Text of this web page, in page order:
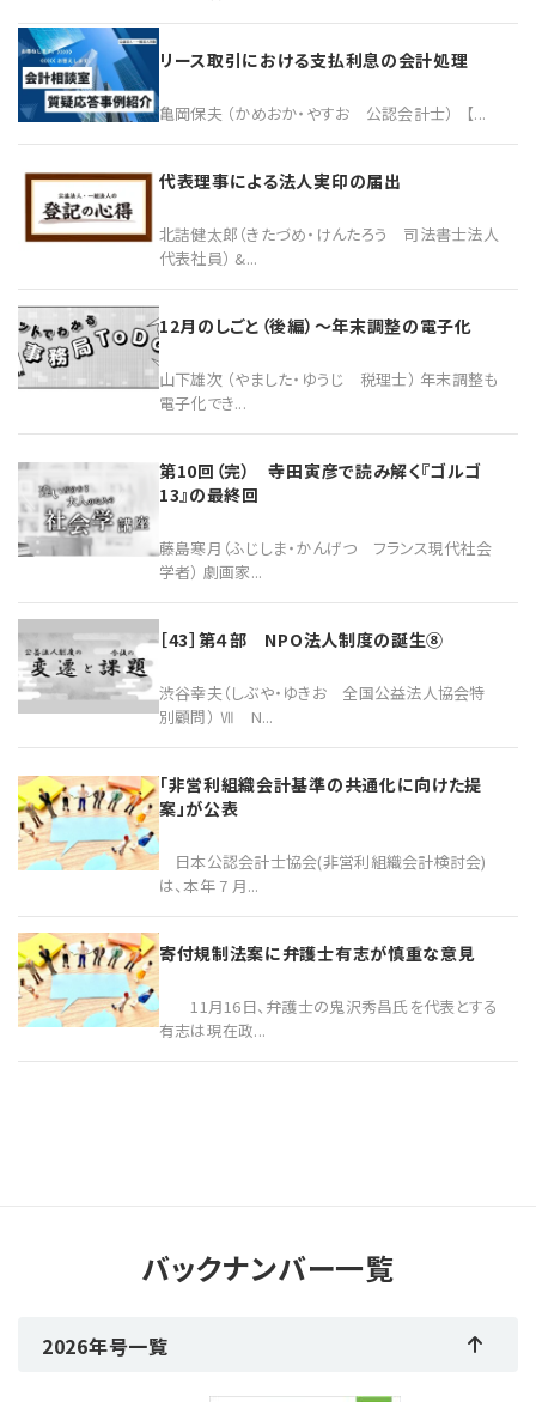
リース取引における支払利息の会計処理
亀岡保夫 （かめおか・やすお 公認会計士） 【...
代表理事による法人実印の届出
北詰健太郎（きたづめ・けんたろう 司法書士法人
代表社員） &...
12月のしごと（後編）〜年末調整の電子化
山下雄次 （やました・ゆうじ 税理士） 年末調整も
電子化でき...
第10回（完） 寺田寅彦で読み解く『ゴルゴ
13』の最終回
藤島寒月（ふじしま・かんげつ フランス現代社会
学者） 劇画家...
［43］第４部 NPO法人制度の誕生⑧
渋谷幸夫（しぶや・ゆきお 全国公益法人協会特
別顧問） Ⅶ N...
「非営利組織会計基準の共通化に向けた提
案」が公表
日本公認会計士協会(非営利組織会計検討会)
は、本年 7 月...
寄付規制法案に弁護士有志が慎重な意見
11月16日、弁護士の鬼沢秀昌氏を代表とする
有志は現在政...
バックナンバー一覧
2026年号一覧